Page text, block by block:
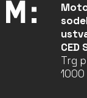
CED
Trg
1000